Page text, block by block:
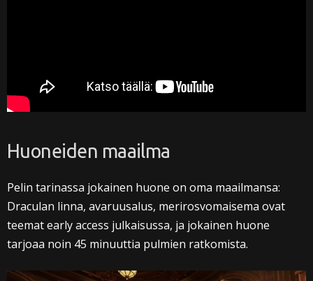
Huoneiden maailma
Pelin tarinassa jokainen huone on oma maailmansa:
Draculan linna, avaruusalus, merirosvomaisema ovat
teemat early access julkaisussa, ja jokainen huone
tarjoaa noin 45 minuuttia pulmien ratkomista.